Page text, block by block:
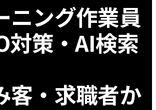
ニング作業員
対策・AI検索
客・求職者か